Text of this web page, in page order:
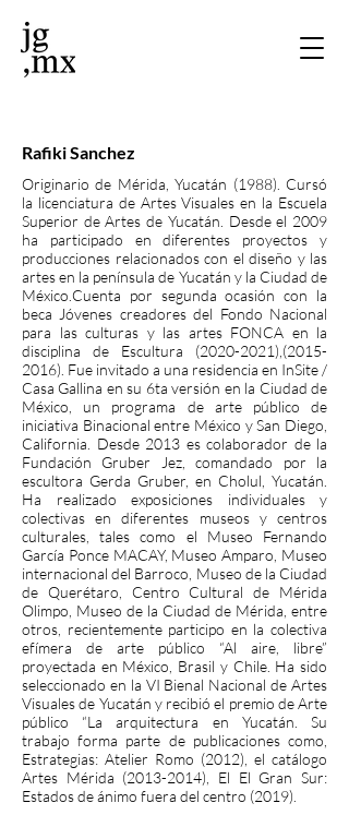
Rafiki Sanchez
Originario de Mérida, Yucatán (1988). Cursó
la licenciatura de Artes Visuales en la Escuela
Superior de Artes de Yucatán. Desde el 2009
ha participado en diferentes proyectos y
producciones relacionados con el diseño y las
artes en la península de Yucatán y la Ciudad de
México.Cuenta por segunda ocasión con la
beca Jóvenes creadores del Fondo Nacional
para las culturas y las artes FONCA en la
disciplina de Escultura (2020-2021) (2015-
2016) . Fue invitado a una residencia en InSite /
Casa Gallina en su 6ta versión en la Ciudad de
México, un programa de arte público de
iniciativa Binacional entre México y San Diego,
California. Desde 2013 es colaborador de la
Fundación Gruber Jez, comandado por la
escultora Gerda Gruber, en Cholul, Yucatán.
Ha realizado exposiciones individuales y
colectivas en diferentes museos y centros
culturales, tales como el Museo Fernando
García Ponce MACAY, Museo Amparo, Museo
internacional del Barroco, Museo de la Ciudad
de Querétaro, Centro Cultural de Mérida
Olimpo, Museo de la Ciudad de Mérida, entre
otros, recientemente participo en la colectiva
efímera de arte público “Al aire, libre”
proyectada en México, Brasil y Chile. Ha sido
seleccionado en la VI Bienal Nacional de Artes
Visuales de Yucatán y recibió el premio de Arte
público “La arquitectura en Yucatán. Su
trabajo forma parte de publicaciones como,
Estrategias: Atelier Romo (2012), el catálogo
Artes Mérida (2013-2014) , El El Gran Sur:
Estados de ánimo fuera del centro (2019).